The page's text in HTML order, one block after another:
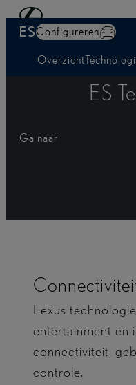
Ga naar de hoofdinhoud
ESConfigureren
Overzicht
ES
Ga naar
Lexus
entertainment en
connectiviteit,
controle.